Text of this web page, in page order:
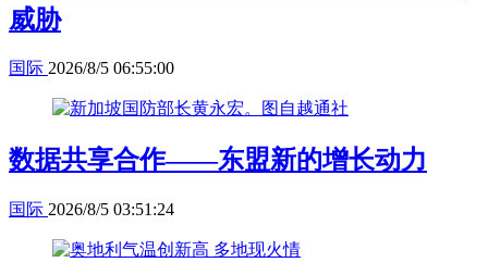
威胁
国际 2026/8/5 06:55:00
数据共享合作——东盟新的增长动力
国际 2026/8/5 03:51:24